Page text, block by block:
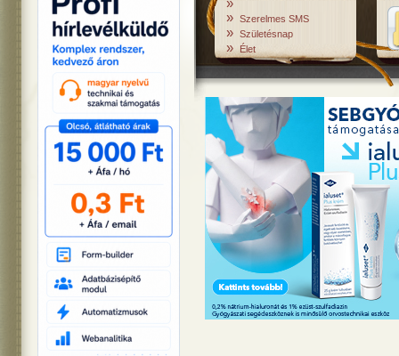
»
» Szerelmes SMS
» Születésnap
» Élet